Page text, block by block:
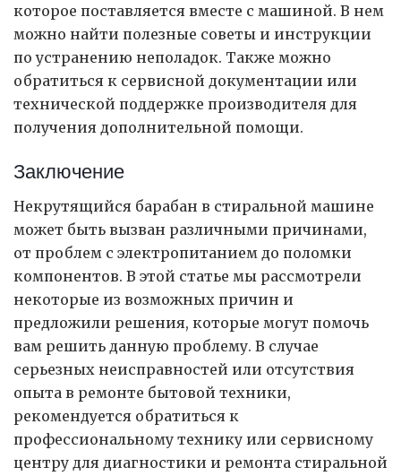
которое поставляется вместе с машиной. В нем
можно найти полезные советы и инструкции
по устранению неполадок. Также можно
обратиться к сервисной документации или
технической поддержке производителя для
получения дополнительной помощи.
Заключение
Некрутящийся барабан в стиральной машине
может быть вызван различными причинами,
от проблем с электропитанием до поломки
компонентов. В этой статье мы рассмотрели
некоторые из возможных причин и
предложили решения, которые могут помочь
вам решить данную проблему. В случае
серьезных неисправностей или отсутствия
опыта в ремонте бытовой техники,
рекомендуется обратиться к
профессиональному технику или сервисному
центру для диагностики и ремонта стиральной